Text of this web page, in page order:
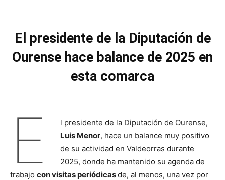
El presidente de la Diputación de
Ourense hace balance de 2025 en
esta comarca
E
l presidente de la Diputación de Ourense,
Luis Menor, hace un balance muy positivo
de su actividad en Valdeorras durante
2025, donde ha mantenido su agenda de
trabajo con visitas periódicasde, al menos, una vez por